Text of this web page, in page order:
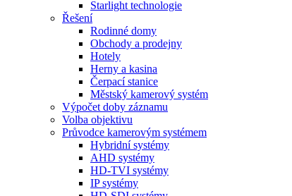
Starlight technologie
Řešení
Rodinné domy
Obchody a prodejny
Hotely
Herny a kasina
Čerpací stanice
Městský kamerový systém
Výpočet doby záznamu
Volba objektivu
Průvodce kamerovým systémem
Hybridní systémy
AHD systémy
HD-TVI systémy
IP systémy